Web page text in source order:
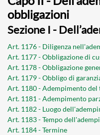
obbligazioni
Sezione I -
Art. 1176 - Diligenza
Art. 1177 - Obbligazione di
Art. 1178 - Obbligazione
Art. 1179 - Obbligo di
Art. 1180 - Adempimento del
Art. 1181 - Adempimento
Art. 1182 - Luogo
Art. 1183 - Tempo
Art. 1184 - Termine